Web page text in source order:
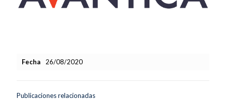
Fecha 26/08/2020
Publicaciones relacionadas